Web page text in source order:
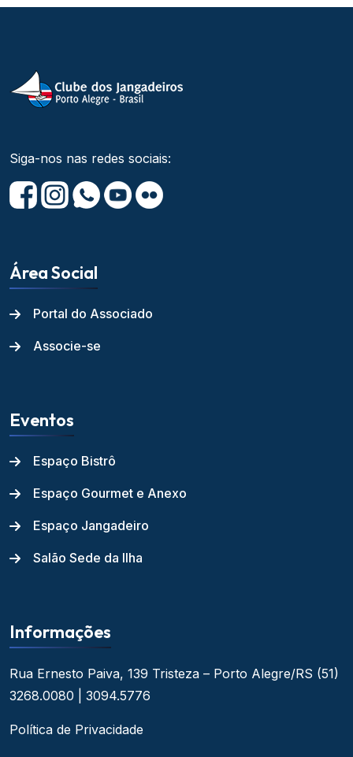
Siga-nos nas redes sociais:
Área Social
Portal do Associado
Associe-se
Eventos
Espaço Bistrô
Espaço Gourmet e Anexo
Espaço Jangadeiro
Salão Sede da Ilha
Informações
Rua Ernesto Paiva, 139 Tristeza – Porto Alegre/RS (51)
3268.0080 | 3094.5776
Política de Privacidade